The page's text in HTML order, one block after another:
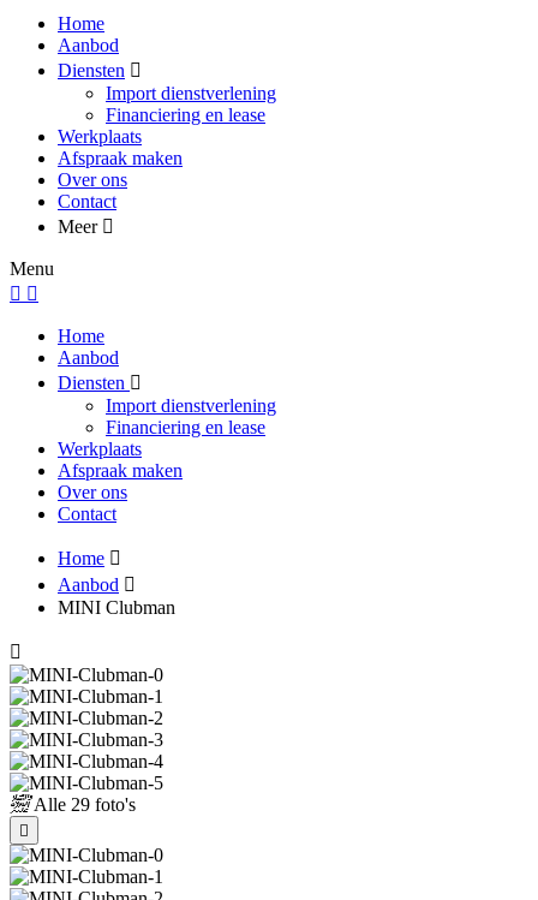
Home
Aanbod
Diensten
Import dienstverlening
Financiering en lease
Werkplaats
Afspraak maken
Over ons
Contact
Meer
Menu
Home
Aanbod
Diensten
Import dienstverlening
Financiering en lease
Werkplaats
Afspraak maken
Over ons
Contact
Home
Aanbod
MINI Clubman
Alle 29 foto's